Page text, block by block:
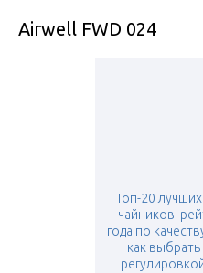
Airwell FWD 024
Топ-20
чайников:
года по
как